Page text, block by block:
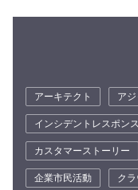
アーキテクト ア
インシデントレスポンス
カスタマーストーリー
企業市民活動
ク